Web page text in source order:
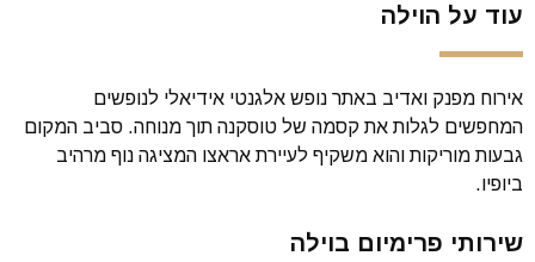
עוד על הוילה
אירוח מפנק ואדיב באתר נופש אלגנטי אידיאלי לנופשים
המחפשים לגלות את קסמה של טוסקנה תוך מנוחה. סביב המקום
גבעות מוריקות והוא משקיף לעיירת אראצו המציגה נוף מרהיב
ביופיו.
שירותי פרימיום בוילה